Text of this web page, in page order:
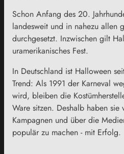
Schon Anfang des 20.
landesweit und in nahezu allen
durchgesetzt. Inzwischen gilt
uramerikanisches Fest.
In Deutschland ist Halloween
Trend: Als 1991 der Karneval
wird, bleiben die
Ware sitzen. Deshalb haben sie
Kampagnen und über die
populär zu machen - mit Erfolg.